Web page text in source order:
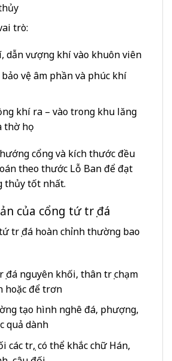
trò:
dẫn vượng khí vào khuôn viên
vệ âm phần và phúc khí
khí ra – vào trong khu lăng
thờ họ
cổng và kích thước đều
theo thước Lỗ Ban để đạt
thủy tốt nhất.
của cổng tứ trụ đá
trụ đá hoàn chỉnh thường bao
đá nguyên khối, thân trụ chạm
hoặc để trơn
tạo hình nghê đá, phượng,
quả dành
các trụ, có thể khắc chữ Hán,